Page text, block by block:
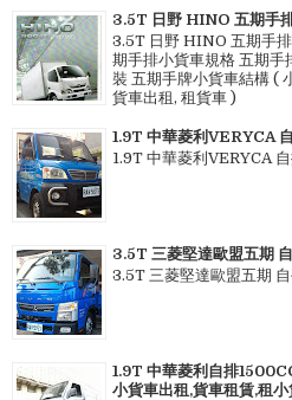
3.5T 日野 HINO 五期手
3.5T 日野 HINO 五期手
期手排小貨車規格 五期手
裝 五期手牌小貨車結構 (
貨車出租, 租貨車 )
1.9T 中華菱利VERYCA
1.9T 中華菱利VERYCA
3.5T 三菱堅達歐盟五期
3.5T 三菱堅達歐盟五期
1.9T 中華菱利自排
小貨車出租,貨車租賃,租